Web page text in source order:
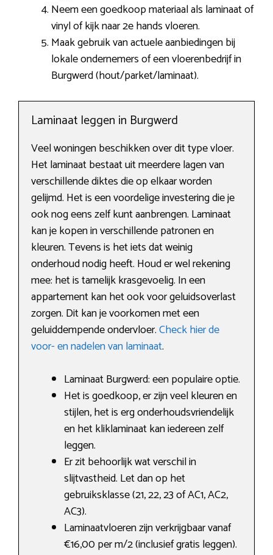
Neem een goedkoop materiaal als laminaat of
vinyl of kijk naar 2e hands vloeren.
Maak gebruik van actuele aanbiedingen bij
lokale ondernemers of een vloerenbedrijf in
Burgwerd (hout/parket/laminaat).
Laminaat leggen in Burgwerd
Veel woningen beschikken over dit type vloer.
Het laminaat bestaat uit meerdere lagen van
verschillende diktes die op elkaar worden
gelijmd. Het is een voordelige investering die je
ook nog eens zelf kunt aanbrengen. Laminaat
kan je kopen in verschillende patronen en
kleuren. Tevens is het iets dat weinig
onderhoud nodig heeft. Houd er wel rekening
mee: het is tamelijk krasgevoelig. In een
appartement kan het ook voor geluidsoverlast
zorgen. Dit kan je voorkomen met een
geluiddempende ondervloer.Check hier de
voor- en nadelen van laminaat.
Laminaat Burgwerd: een populaire optie.
Het is goedkoop, er zijn veel kleuren en
stijlen, het is erg onderhoudsvriendelijk
en het kliklaminaat kan iedereen zelf
leggen.
Er zit behoorlijk wat verschil in
slijtvastheid. Let dan op het
gebruiksklasse (21, 22, 23 of AC1, AC2,
AC3).
Laminaatvloeren zijn verkrijgbaar vanaf
€16,00 per m/2 (inclusief gratis leggen).